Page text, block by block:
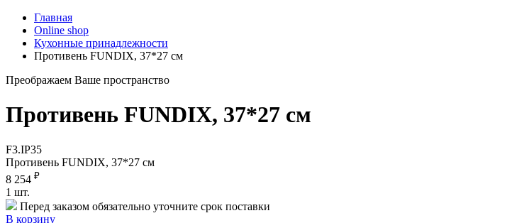
Главная
Online shop
Кухонные принадлежности
Противень FUNDIX, 37*27 см
Преображаем Ваше пространство
Противень FUNDIX, 37*27 см
F3.IP35
Противень FUNDIX, 37*27 см
8 254 ₽
1 шт.
Перед заказом обязательно уточните срок поставки
В корзину